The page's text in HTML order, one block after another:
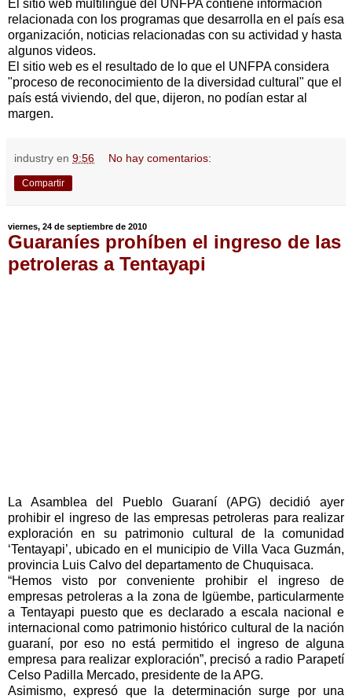
El sitio web multilingüe del UNFPA contiene información
relacionada con los programas que desarrolla en el país esa
organización, noticias relacionadas con su actividad y hasta
algunos videos.
El sitio web es el resultado de lo que el UNFPA considera
"proceso de reconocimiento de la diversidad cultural" que el
país está viviendo, del que, dijeron, no podían estar al
margen.
industry en 9:56 No hay comentarios:
Compartir
viernes, 24 de septiembre de 2010
Guaraníes prohíben el ingreso de las
petroleras a Tentayapi
La Asamblea del Pueblo Guaraní (APG) decidió ayer
prohibir el ingreso de las empresas petroleras para realizar
exploración en su patrimonio cultural de la comunidad
‘Tentayapi’, ubicado en el municipio de Villa Vaca Guzmán,
provincia Luis Calvo del departamento de Chuquisaca.
“Hemos visto por conveniente prohibir el ingreso de
empresas petroleras a la zona de Igüembe, particularmente
a Tentayapi puesto que es declarado a escala nacional e
internacional como patrimonio histórico cultural de la nación
guaraní, por eso no está permitido el ingreso de alguna
empresa para realizar exploración”, precisó a radio Parapetí
Celso Padilla Mercado, presidente de la APG.
Asimismo, expresó que la determinación surge por una